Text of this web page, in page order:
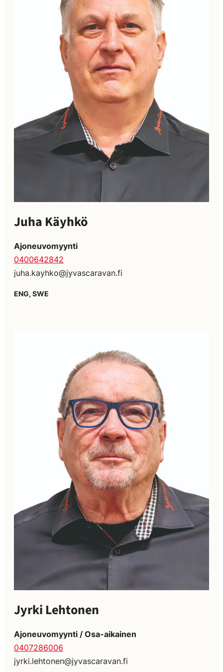
Juha Käyhkö
Ajoneuvomyynti
0400642842
juha.kayhko@jyvascaravan.fi
ENG, SWE
Jyrki Lehtonen
Ajoneuvomyynti / Osa-aikainen
0407286006
jyrki.lehtonen@jyvascaravan.fi